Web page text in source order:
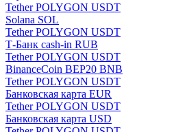
Tether POLYGON USDT
Solana SOL
Tether POLYGON USDT
Т-Банк cash-in RUB
Tether POLYGON USDT
BinanceCoin BEP20 BNB
Tether POLYGON USDT
Банковская карта EUR
Tether POLYGON USDT
Банковская карта USD